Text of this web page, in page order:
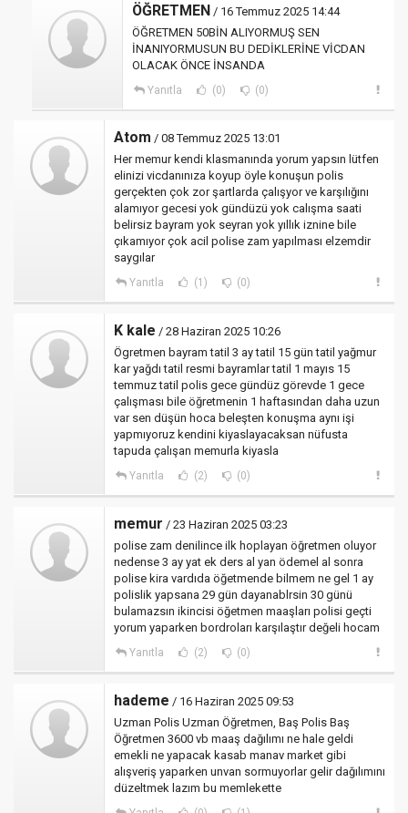
ÖĞRETMEN / 16 Temmuz 2025 14:44
ÖĞRETMEN 50BİN ALIYORMUŞ SEN
İNANIYORMUSUN BU DEDİKLERİNE VİCDAN
OLACAK ÖNCE İNSANDA
Yanıtla (0) (0)
Atom / 08 Temmuz 2025 13:01
Her memur kendi klasmanında yorum yapsın lütfen
elinizi vicdanınıza koyup öyle konuşun polis
gerçekten çok zor şartlarda çalışyor ve karşılığını
alamıyor gecesi yok gündüzü yok calışma saati
belirsiz bayram yok seyran yok yıllık iznine bile
çıkamıyor çok acil polise zam yapılması elzemdir
saygılar
Yanıtla (1) (0)
K kale / 28 Haziran 2025 10:26
Ögretmen bayram tatil 3 ay tatil 15 gün tatil yağmur
kar yağdı tatil resmi bayramlar tatil 1 mayıs 15
temmuz tatil polis gece gündüz görevde 1 gece
çalışması bile öğretmenin 1 haftasından daha uzun
var sen düşün hoca beleşten konuşma aynı işi
yapmıyoruz kendini kiyaslayacaksan nüfusta
tapuda çalışan memurla kiyasla
Yanıtla (2) (0)
memur / 23 Haziran 2025 03:23
polise zam denilince ilk hoplayan öğretmen oluyor
nedense 3 ay yat ek ders al yan ödemel al sonra
polise kira vardıda öğetmende bilmem ne gel 1 ay
polislik yapsana 29 gün dayanablrsin 30 günü
bulamazsın ikincisi öğetmen maaşları polisi geçti
yorum yaparken bordroları karşılaştır değeli hocam
Yanıtla (2) (0)
hademe / 16 Haziran 2025 09:53
Uzman Polis Uzman Öğretmen, Baş Polis Baş
Öğretmen 3600 vb maaş dağılımı ne hale geldi
emekli ne yapacak kasab manav market gibi
alışveriş yaparken unvan sormuyorlar gelir dağılımını
düzeltmek lazım bu memlekette